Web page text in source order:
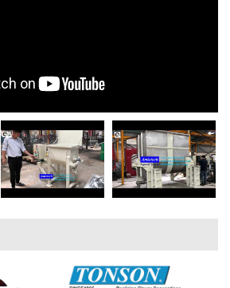
GIÁ RẺ CHO NGÀNH HÓA CHẤT?
Máy nghiền dung môi giá rẻ có thực sự
phù hợp với ngành hóa chất? Bài viết
phân tích ưu, nhược điểm của máy...
5 LỢI ÍCH NỔI BẬT KHI SỬ DỤNG MÁY